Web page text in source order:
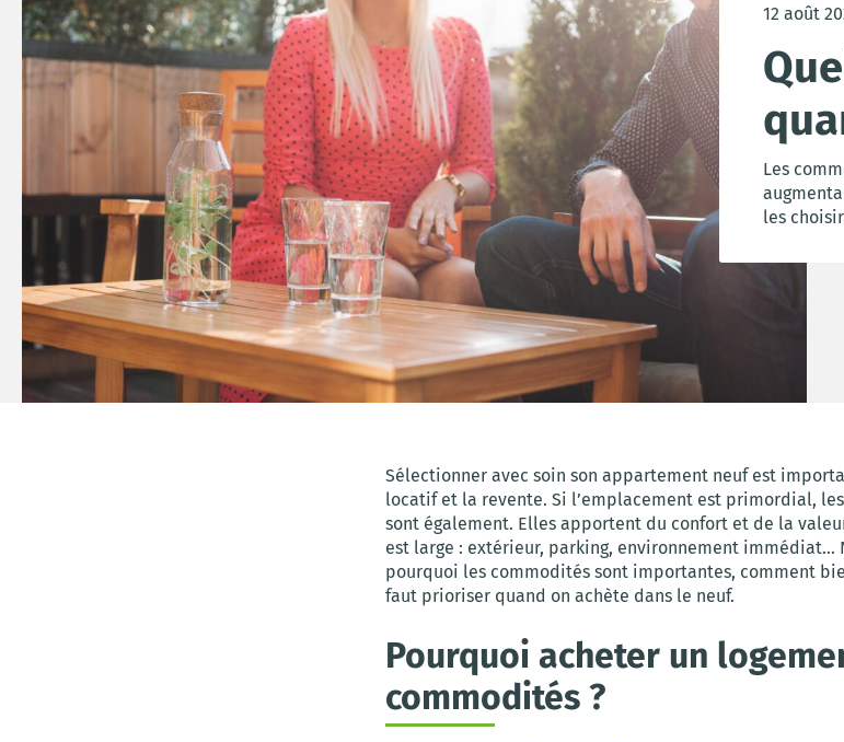
12 août
Les
les
Sélectionner avec soin son appartement neuf est
locatif et la revente. Si l’emplacement est primordial,
sont également. Elles apportent du confort et de la
est large : extérieur, parking, environnement immédiat…
pourquoi les commodités sont importantes, comment
faut prioriser quand on achète dans le neuf.
Pourquoi acheter un
commodités ?